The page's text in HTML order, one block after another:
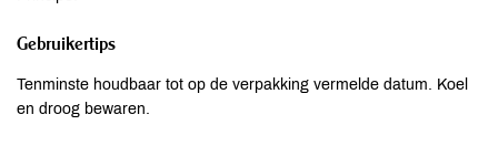
Gebruikertips
Tenminste houdbaar tot op de verpakking vermelde datum. Koel
en droog bewaren.